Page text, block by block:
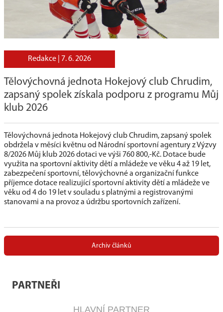
Redakce | 7. 6. 2026
Tělovýchovná jednota Hokejový club Chrudim,
zapsaný spolek získala podporu z programu Můj
klub 2026
Tělovýchovná jednota Hokejový club Chrudim, zapsaný spolek
obdržela v měsíci květnu od Národní sportovní agentury z Výzvy
8/2026 Můj klub 2026 dotaci ve výši 760 800,-Kč. Dotace bude
využita na sportovní aktivity dětí a mládeže ve věku 4 až 19 let,
zabezpečení sportovní, tělovýchovné a organizační funkce
příjemce dotace realizující sportovní aktivity dětí a mládeže ve
věku od 4 do 19 let v souladu s platnými a registrovanými
stanovami a na provoz a údržbu sportovních zařízení.
Archiv článků
PARTNEŘI
HLAVNÍ PARTNER